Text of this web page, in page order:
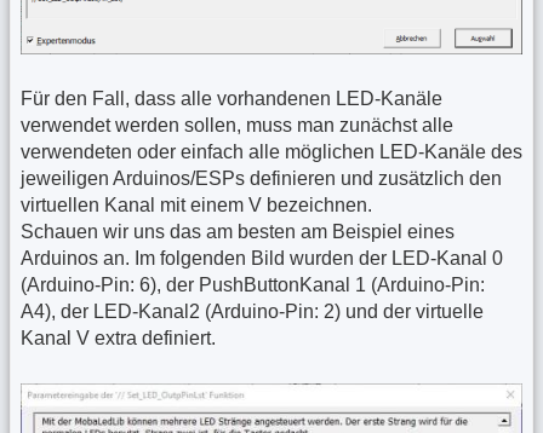
Für den Fall, dass alle vorhandenen LED-Kanäle
verwendet werden sollen, muss man zunächst alle
verwendeten oder einfach alle möglichen LED-Kanäle des
jeweiligen Arduinos/ESPs definieren und zusätzlich den
virtuellen Kanal mit einem V bezeichnen.
Schauen wir uns das am besten am Beispiel eines
Arduinos an. Im folgenden Bild wurden der LED-Kanal 0
(Arduino-Pin: 6), der PushButtonKanal 1 (Arduino-Pin:
A4), der LED-Kanal2 (Arduino-Pin: 2) und der virtuelle
Kanal V extra definiert.